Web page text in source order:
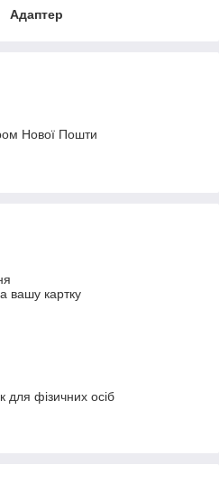
Адаптер
Нової Пошти
вашу картку
для фізичних осіб